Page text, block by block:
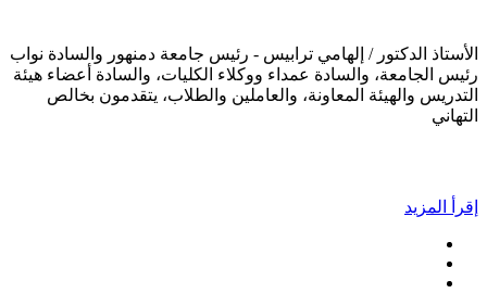
الأستاذ الدكتور / إلهامي ترابيس - رئيس جامعة دمنهور والسادة نواب
رئيس الجامعة، والسادة عمداء ووكلاء الكليات، والسادة أعضاء هيئة
التدريس والهيئة المعاونة، والعاملين والطلاب، يتقدمون بخالص
التهاني
إقرأ المزيد